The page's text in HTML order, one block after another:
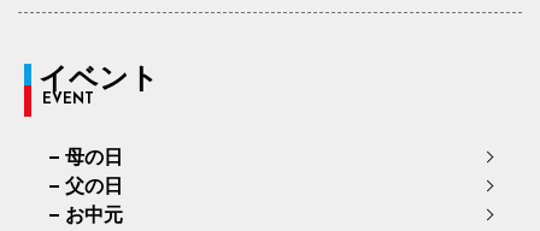
イベント
EVENT
母の日
父の日
お中元